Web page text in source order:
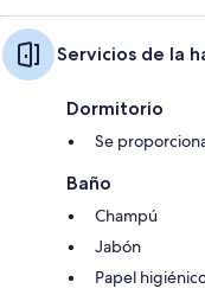
Servicios de la
Dormitorio
Se
Baño
Champú
Jabón
Papel